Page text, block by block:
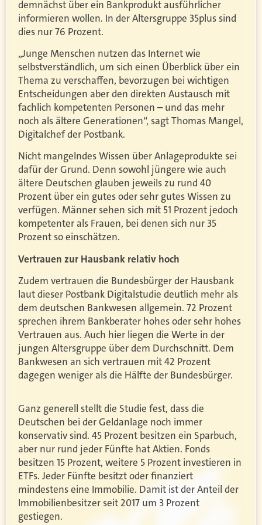
demnächst über ein Bankprodukt ausführlicher
informieren wollen. In der Altersgruppe 35plus sind
dies nur 76 Prozent.
„Junge Menschen nutzen das Internet wie
selbstverständlich, um sich einen Überblick über ein
Thema zu verschaffen, bevorzugen bei wichtigen
Entscheidungen aber den direkten Austausch mit
fachlich kompetenten Personen – und das mehr
noch als ältere Generationen“, sagt Thomas Mangel,
Digitalchef der Postbank.
Nicht mangelndes Wissen über Anlageprodukte sei
dafür der Grund. Denn sowohl jüngere wie auch
ältere Deutschen glauben jeweils zu rund 40
Prozent über ein gutes oder sehr gutes Wissen zu
verfügen. Männer sehen sich mit 51 Prozent jedoch
kompetenter als Frauen, bei denen sich nur 35
Prozent so einschätzen.
Vertrauen zur Hausbank relativ hoch
Zudem vertrauen die Bundesbürger der Hausbank
laut dieser Postbank Digitalstudie deutlich mehr als
dem deutschen Bankwesen allgemein. 72 Prozent
sprechen ihrem Bankberater hohes oder sehr hohes
Vertrauen aus. Auch hier liegen die Werte in der
jungen Altersgruppe über dem Durchschnitt. Dem
Bankwesen an sich vertrauen mit 42 Prozent
dagegen weniger als die Hälfte der Bundesbürger.
Ganz generell stellt die Studie fest, dass die
Deutschen bei der Geldanlage noch immer
konservativ sind. 45 Prozent besitzen ein Sparbuch,
aber nur rund jeder Fünfte hat Aktien. Fonds
besitzen 15 Prozent, weitere 5 Prozent investieren in
ETFs. Jeder Fünfte besitzt oder finanziert
mindestens eine Immobilie. Damit ist der Anteil der
Immobilienbesitzer seit 2017 um 3 Prozent
gestiegen.